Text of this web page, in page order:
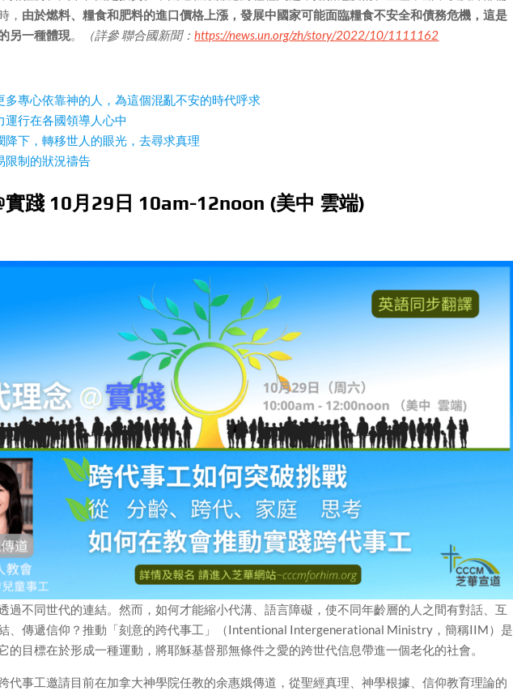
， 由於燃料、糧食和肥料的進口價格上漲，發展中國家可能面臨糧食不安全和債務危機，這是
另一種體現。 （詳參 聯合國新聞：https://news.un.org/zh/story/2022/10/1111162
多專心依靠神的人，為這個混亂不安的時代呼求
運行在各國領導人心中
降下，轉移世人的眼光，去尋求真理
限制的狀況禱告
實踐 10月29日 10am-12noon (美中 雲端)
過不同世代的連結。然而，如何才能縮小代溝、語言障礙，使不同年齡層的人之間有對話、互
、傳遞信仰？推動「刻意的跨代事工」（Intentional Intergenerational Ministry，簡稱IIM）是
的目標在於形成一種運動，將耶穌基督那無條件之愛的跨世代信息帶進一個老化的社會。
代事工邀請目前在加拿大神學院任教的余惠娥傳道，從聖經真理、神學根據、信仰教育理論的